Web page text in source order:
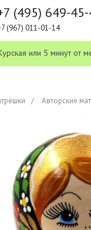
(495) 649-
(967) 011-01-14
или 5 минут от
Авторские